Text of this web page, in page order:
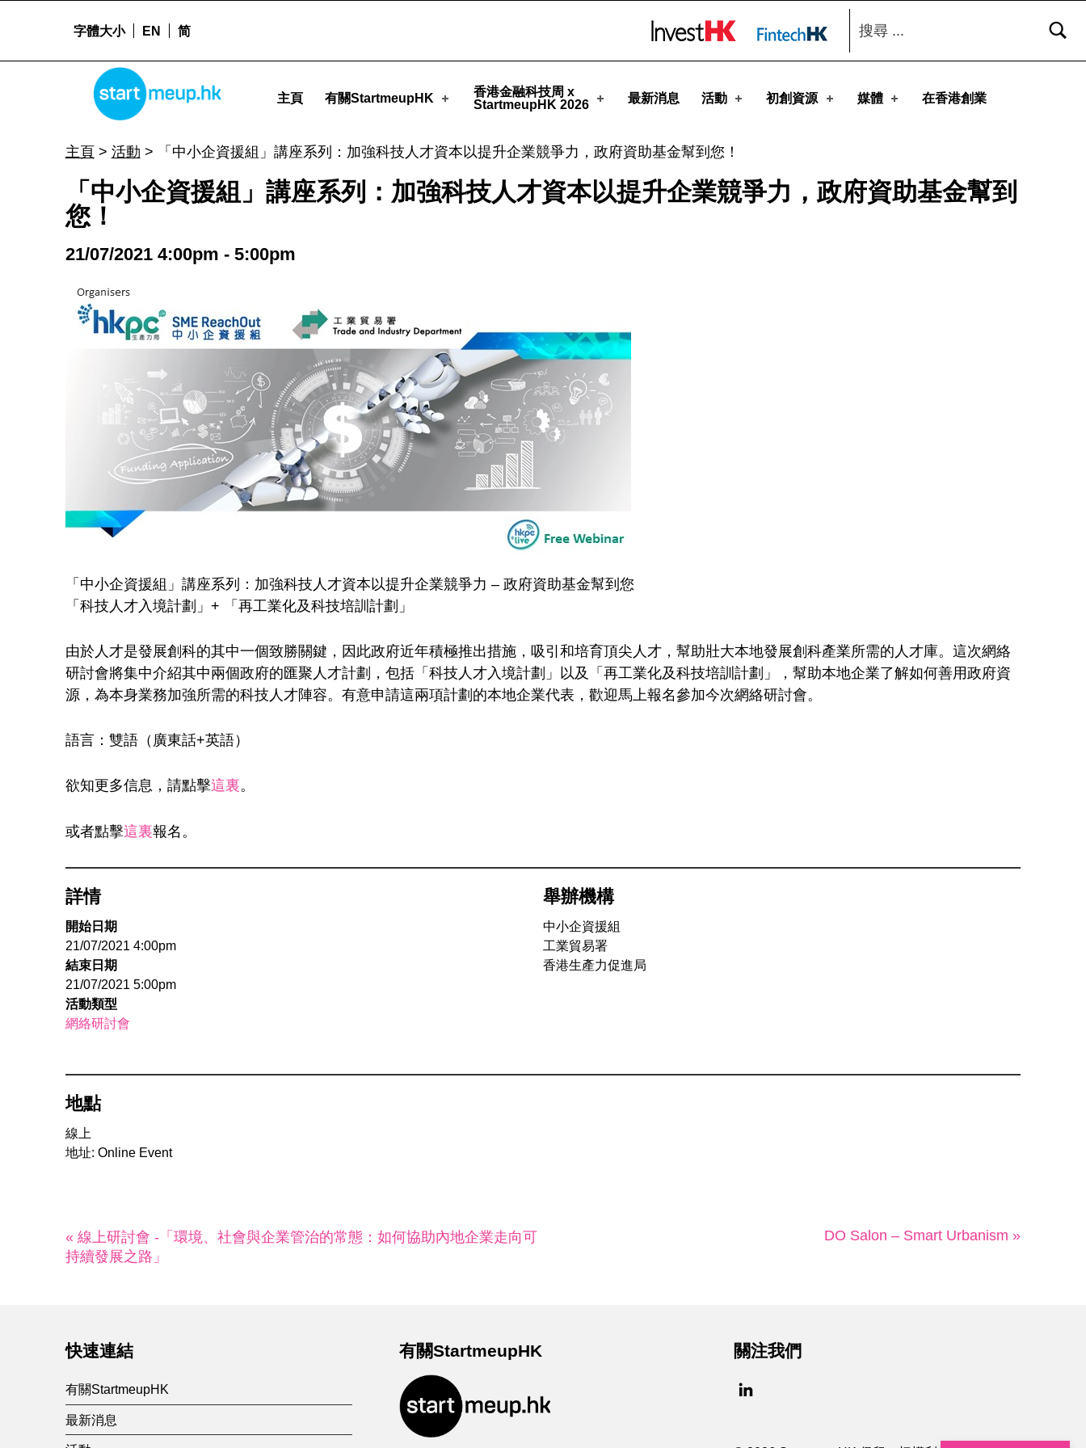
「中小企資援組」講座系列：加強科技人才資本以提升企業競爭力，政府資助基金幫到您！ - StartmeupHK
STARTMEUPHK
主頁 有關StartmeupHK
香港金融科技周 x
StartmeupHK 2026
最新消息 活動 初創資源 媒體 在香港創業
字體大小 EN 简
搜尋：
主頁> 活動 > 「中小企資援組」講座系列：加強科技人才資本以提升企業競爭力，政府資助基金幫到您！
「中小企資援組」講座系列：加強科技人才資本以提升企業競爭力，政府資助基金幫到
您！
21/07/2021 4:00pm - 5:00pm
「中小企資援組」講座系列：加強科技人才資本以提升企業競爭力 – 政府資助基金幫到您
「科技人才入境計劃」+ 「再工業化及科技培訓計劃」
由於人才是發展創科的其中一個致勝關鍵，因此政府近年積極推出措施，吸引和培育頂尖人才，幫助壯大本地發展創科產業所需的人才庫。這次網絡
研討會將集中介紹其中兩個政府的匯聚人才計劃，包括「科技人才入境計劃」以及「再工業化及科技培訓計劃」，幫助本地企業了解如何善用政府資
源，為本身業務加強所需的科技人才陣容。有意申請這兩項計劃的本地企業代表，歡迎馬上報名參加今次網絡研討會。
語言：雙語（廣東話+英語）
欲知更多信息，請點擊這裏。
或者點擊這裏報名。
詳情
開始日期
21/07/2021 4:00pm
結束日期
21/07/2021 5:00pm
活動類型
網絡研討會
舉辦機構
中小企資援組
工業貿易署
香港生產力促進局
地點
線上
地址: Online Event
« 線上研討會 -「環境、社會與企業管治的常態：如何協助內地企業走向可
持續發展之路」
DO Salon – Smart Urbanism »
快速連結
有關StartmeupHK
最新消息
有關StartmeupHK 關注我們